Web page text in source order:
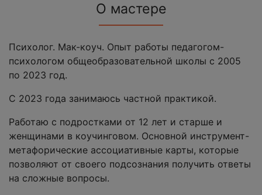
О мастере
Психолог. Мак-коуч. Опыт работы педагогом-
психологом общеобразовательной школы с 2005
по 2023 год.
С 2023 года занимаюсь частной практикой.
Работаю с подростками от 12 лет и старше и
женщинами в коучинговом. Основной инструмент-
метафорические ассоциативные карты, которые
позволяют от своего подсознания получить ответы
на сложные вопросы.